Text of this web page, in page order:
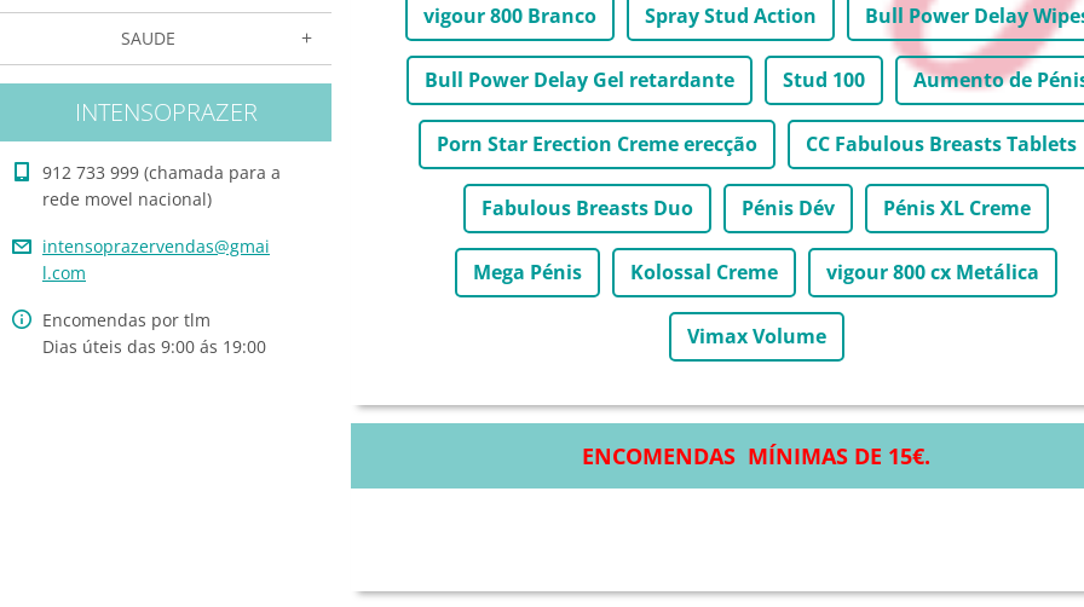
SAUDE
INTENSOPRAZER
912 733 999 (chamada para a
rede movel nacional)
intensoprazervendas@gmai
l.com
Encomendas por tlm
Dias úteis das 9:00 ás 19:00
vigour 800 Branco Spray Stud Action Bull Power Delay
Bull Power Delay Gel retardante Stud 100 Aumento de
Porn Star Erection Creme erecção CC Fabulous Breasts Tablets
Fabulous Breasts Duo Pénis Dév Pénis XL Creme
Mega Pénis Kolossal Creme vigour 800 cx Metálica
Vimax Volume
ENCOMENDAS MÍNIMAS DE 15€.